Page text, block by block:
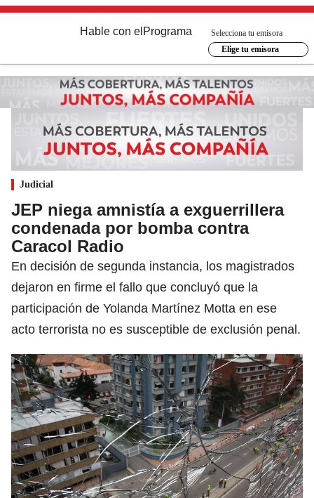
Hable con el Programa
Selecciona tu emisora
Elige tu emisora
Judicial
JEP niega amnistía a exguerrillera
condenada por bomba contra
Caracol Radio
En decisión de segunda instancia, los magistrados
dejaron en firme el fallo que concluyó que la
participación de Yolanda Martínez Motta en ese
acto terrorista no es susceptible de exclusión penal.